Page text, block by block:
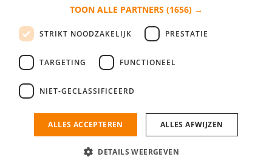
login gegevens onthouden
login
Bedrijf aanmelden
nieuwe collega/werknemer zo gevonden!
TOON ALLE PARTNERS (1656) →
STRIKT NOODZAKELIJK PRESTATIE
TARGETING FUNCTIONEEL
NIET-GECLASSIFICEERD
ALLES ACCEPTEREN ALLES AFWIJZEN
DETAILS WEERGEVEN